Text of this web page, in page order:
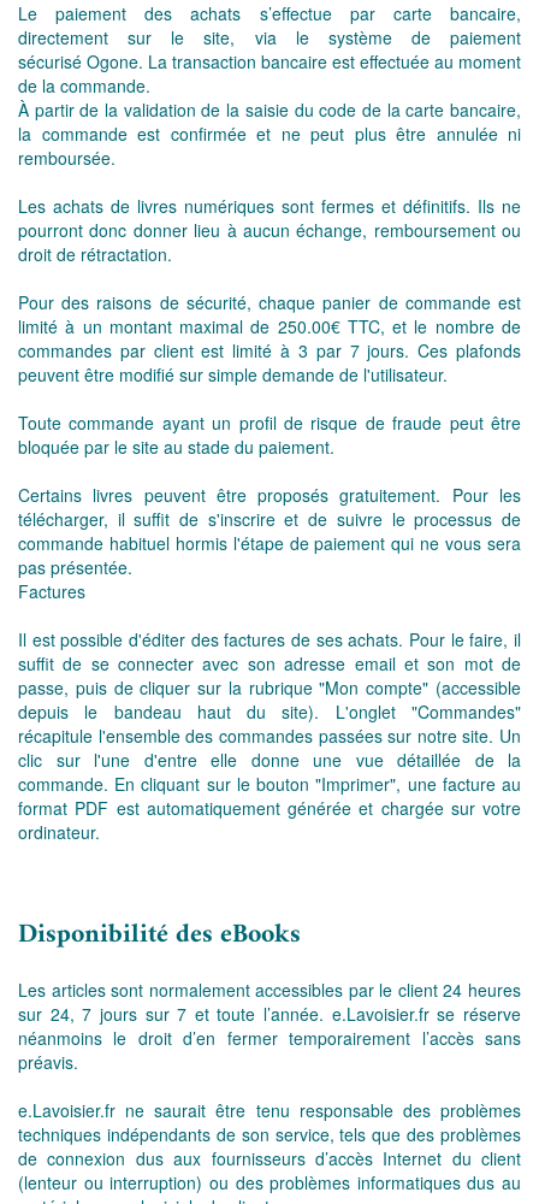
Le paiement des achats s’effectue par carte bancaire,
directement sur le site, via le système de paiement
sécurisé Ogone. La transaction bancaire est effectuée au moment
de la commande.
À partir de la validation de la saisie du code de la carte bancaire,
la commande est confirmée et ne peut plus être annulée ni
remboursée.
Les achats de livres numériques sont fermes et définitifs. Ils ne
pourront donc donner lieu à aucun échange, remboursement ou
droit de rétractation.
Pour des raisons de sécurité, chaque panier de commande est
limité à un montant maximal de 250.00€ TTC, et le nombre de
commandes par client est limité à 3 par 7 jours. Ces plafonds
peuvent être modifié sur simple demande de l'utilisateur.
Toute commande ayant un profil de risque de fraude peut être
bloquée par le site au stade du paiement.
Certains livres peuvent être proposés gratuitement. Pour les
télécharger, il suffit de s'inscrire et de suivre le processus de
commande habituel hormis l'étape de paiement qui ne vous sera
pas présentée.
Factures
Il est possible d'éditer des factures de ses achats. Pour le faire, il
suffit de se connecter avec son adresse email et son mot de
passe, puis de cliquer sur la rubrique "Mon compte" (accessible
depuis le bandeau haut du site). L'onglet "Commandes"
récapitule l'ensemble des commandes passées sur notre site. Un
clic sur l'une d'entre elle donne une vue détaillée de la
commande. En cliquant sur le bouton "Imprimer", une facture au
format PDF est automatiquement générée et chargée sur votre
ordinateur.
Disponibilité des eBooks
Les articles sont normalement accessibles par le client 24 heures
sur 24, 7 jours sur 7 et toute l’année. e.Lavoisier.fr se réserve
néanmoins le droit d’en fermer temporairement l’accès sans
préavis.
e.Lavoisier.fr ne saurait être tenu responsable des problèmes
techniques indépendants de son service, tels que des problèmes
de connexion dus aux fournisseurs d’accès Internet du client
(lenteur ou interruption) ou des problèmes informatiques dus au